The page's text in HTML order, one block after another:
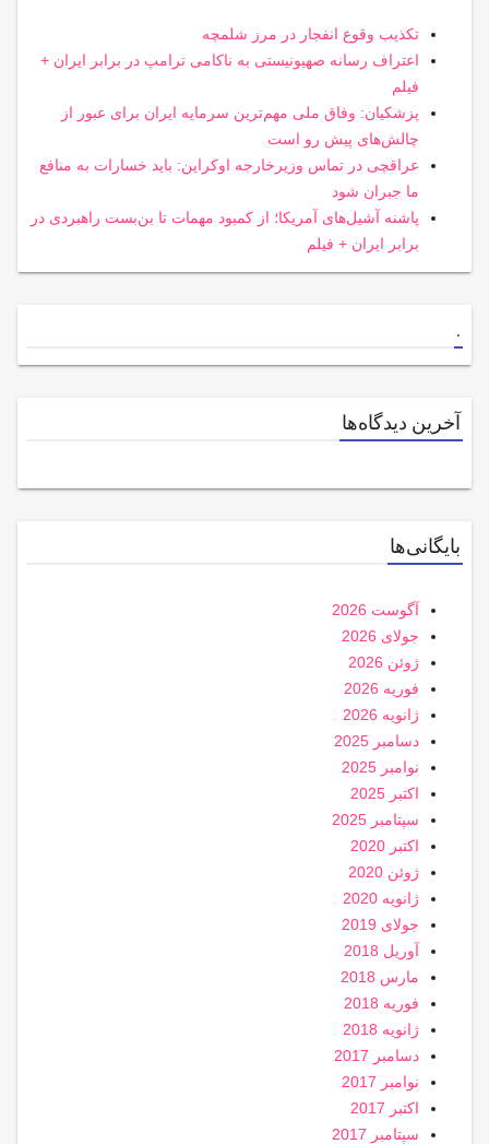
تکذیب وقوع انفجار در مرز شلمچه
اعتراف رسانه صهیونیستی به ناکامی ترامپ در برابر ایران +
فیلم
پزشکیان: وفاق ملی مهم‌ترین سرمایه ایران برای عبور از
چالش‌های پیش رو است
عراقچی در تماس وزیرخارجه اوکراین: باید خسارات به منافع
ما جبران شود
پاشنه آشیل‌های آمریکا؛ از کمبود مهمات تا بن‌بست راهبردی در
برابر ایران + فیلم
.
آخرین دیدگاه‌ها
بایگانی‌ها
آگوست 2026
جولای 2026
ژوئن 2026
فوریه 2026
ژانویه 2026
دسامبر 2025
نوامبر 2025
اکتبر 2025
سپتامبر 2025
اکتبر 2020
ژوئن 2020
ژانویه 2020
جولای 2019
آوریل 2018
مارس 2018
فوریه 2018
ژانویه 2018
دسامبر 2017
نوامبر 2017
اکتبر 2017
سپتامبر 2017